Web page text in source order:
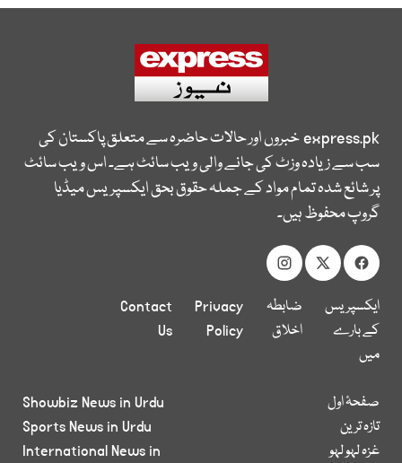
express.pkخبروں اور حالات حاضرہ سے متعلق پاکستان کی
سب سے زیادہ وزٹ کی جانے والی ویب سائٹ ہے۔ اس ویب سائٹ
پر شائع شدہ تمام مواد کے جملہ حقوق بحق ایکسپریس میڈیا
گروپ محفوظ ہیں۔
ایکسپریس
کے بارے
میں
ضابطہ
اخلاق
Privacy
Policy
Contact
Us
صفحۂ اول
تازہ ترین
غزہ لہو لہو
Showbiz News in Urdu
Sports News in Urdu
International News in